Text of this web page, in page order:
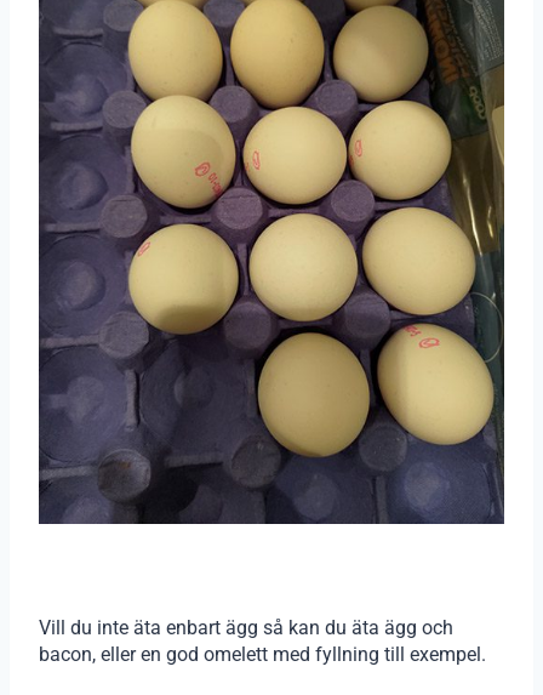
Vill du inte äta enbart ägg så kan du äta ägg och
bacon, eller en god omelett med fyllning till exempel.